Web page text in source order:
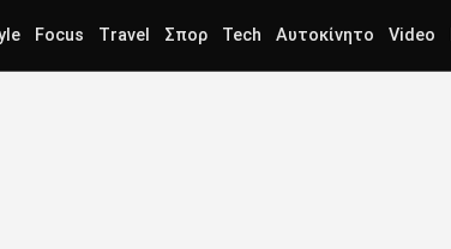
Focus Travel Σπορ Tech Αυτοκίνητο Video